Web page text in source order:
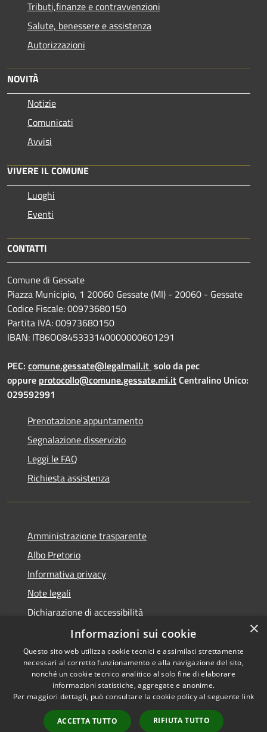
Tributi,finanze e contravvenzioni
Salute, benessere e assistenza
Autorizzazioni
NOVITÀ
Notizie
Comunicati
Avvisi
VIVERE IL COMUNE
Luoghi
Eventi
CONTATTI
Comune di Gessate
Piazza Municipio, 1 20060 Gessate (MI) - 20060 - Gessate
Codice Fiscale: 00973680150
Partita IVA: 00973680150
IBAN: IT86O0845333140000000601291
PEC: comune.gessate@legalmail.it solo da pec
oppure protocollo@comune.gessate.mi.itCentralino Unico:
029592991
Prenotazione appuntamento
Segnalazione disservizio
Leggi le FAQ
Richiesta assistenza
Amministrazione trasparente
Albo Pretorio
Informativa privacy
Note legali
Dichiarazione di accessibilità
Dichiarazione di accessibilità dal 2025
RSS
Accessibilità
Copyright © 2026 • Comune di
Gessate • Powered by
Municipium•
Accesso
×
Informazioni sui cookie
Questo sito web utilizza cookie tecnici e assimilati strettamente
necessari al corretto funzionamento e alla navigazione del sito,
nonché un cookie tecnico analitico al solo fine di elaborare
informazioni statistiche, aggregate e anonime.
Per maggiori dettagli, può consultare la cookie policy al seguente link
ACCETTA TUTTO RIFIUTA TUTTO